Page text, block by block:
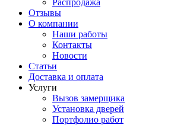
Распродажа
Отзывы
О компании
Наши работы
Контакты
Новости
Статьи
Доставка и оплата
Услуги
Вызов замерщика
Установка дверей
Портфолио работ